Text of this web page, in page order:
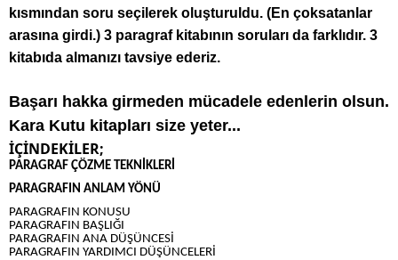
kısmından soru seçilerek oluşturuldu. (En çoksatanlar
arasına girdi.) 3 paragraf kitabının soruları da farklıdır. 3
kitabıda almanızı tavsiye ederiz.
Başarı hakka girmeden mücadele edenlerin olsun.
Kara Kutu kitapları size yeter...
İÇİNDEKİLER;
PARAGRAF ÇÖZME TEKNİKLERİ
PARAGRAFIN ANLAM YÖNÜ
PARAGRAFIN KONUSU
PARAGRAFIN BAŞLIĞI
PARAGRAFIN ANA DÜŞÜNCESİ
PARAGRAFIN YARDIMCI DÜŞÜNCELERİ